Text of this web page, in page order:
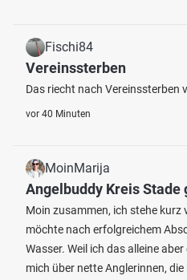
Fischi84
Vereinssterben
Das riecht nach Vereinssterben
vor 40 Minuten
MoinMarija
Angelbuddy Kreis Stade
Moin zusammen, ich stehe kurz
möchte nach erfolgreichem
Wasser. Weil ich das alleine
mich über nette Anglerinnen,